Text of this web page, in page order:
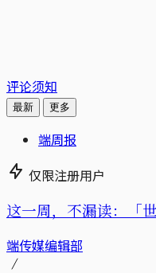
评论须知
最新 更多
端周报
仅限注册用户
这一周，不漏读：「
端传媒编辑部